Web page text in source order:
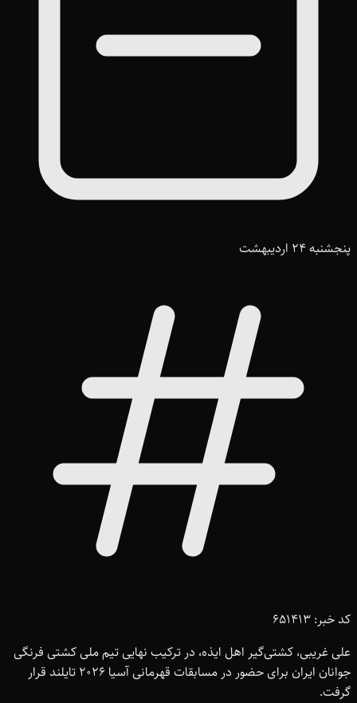
پنجشنبه 24 اردیبهشت
کد خبر: 651413
علی غریبی، کشتی‌گیر اهل ایذه، در ترکیب نهایی تیم ملی کشتی فرنگی
جوانان ایران برای حضور در مسابقات قهرمانی آسیا 2026 تایلند قرار
گرفت.